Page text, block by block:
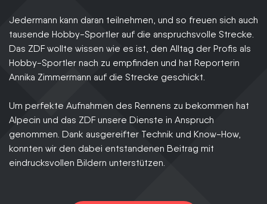
Jedermann kann daran teilnehmen, und so freuen sich auch
tausende Hobby-Sportler auf die anspruchsvolle Strecke.
Das ZDF wollte wissen wie es ist, den Alltag der Profis als
Hobby-Sportler nach zu empfinden und hat Reporterin
Annika Zimmermann auf die Strecke geschickt.
Um perfekte Aufnahmen des Rennens zu bekommen hat
Alpecin und das ZDF unsere Dienste in Anspruch
genommen. Dank ausgereifter Technik und Know-How,
konnten wir den dabei entstandenen Beitrag mit
eindrucksvollen Bildern unterstützen.